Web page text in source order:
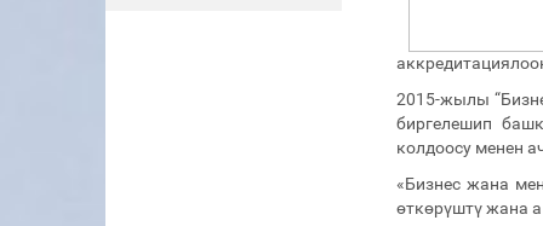
2015-жылы
биргелешип
колдоосу менен
«Бизнес жана
өткөрүштү жана